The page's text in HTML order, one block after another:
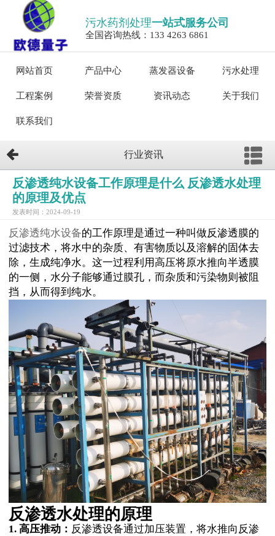
污水药剂处理一站式服务公司
全国咨询热线：133 4263 6861
网站首页 产品中心 蒸发器设备 污水处理
工程案例 荣誉资质 资讯动态 关于我们
联系我们
行业资讯
反渗透纯水设备工作原理是什么 反渗透水处理
的原理及优点
发表时间：2024-09-19
反渗透纯水设备的工作原理是通过一种叫做反渗透膜的
过滤技术，将水中的杂质、有害物质以及溶解的固体去
除，生成纯净水。这一过程利用高压将原水推向半透膜
的一侧，水分子能够通过膜孔，而杂质和污染物则被阻
挡，从而得到纯水。
反渗透水处理的原理
1. 高压推动： 反渗透设备通过加压装置，将水推向反渗